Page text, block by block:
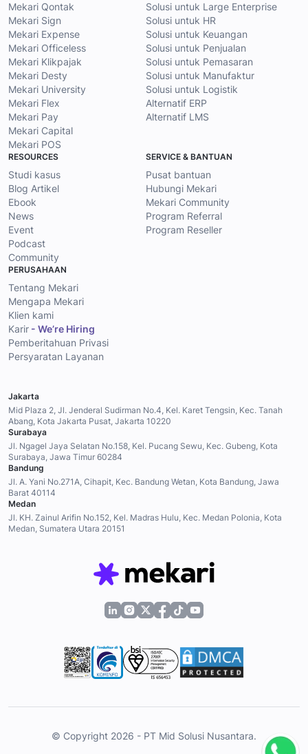
Mekari Qontak
Mekari Sign
Mekari Expense
Mekari Officeless
Mekari Klikpajak
Mekari Desty
Mekari University
Mekari Flex
Mekari Pay
Mekari Capital
Mekari POS
Solusi untuk Large Enterprise
Solusi untuk HR
Solusi untuk Keuangan
Solusi untuk Penjualan
Solusi untuk Pemasaran
Solusi untuk Manufaktur
Solusi untuk Logistik
Alternatif ERP
Alternatif LMS
RESOURCES
Studi kasus
Blog Artikel
Ebook
News
Event
Podcast
Community
SERVICE & BANTUAN
Pusat bantuan
Hubungi Mekari
Mekari Community
Program Referral
Program Reseller
PERUSAHAAN
Tentang Mekari
Mengapa Mekari
Klien kami
Karir - We’re Hiring
Pemberitahuan Privasi
Persyaratan Layanan
Jakarta
Mid Plaza 2, Jl. Jenderal Sudirman No.4, Kel. Karet Tengsin, Kec. Tanah
Abang, Kota Jakarta Pusat, Jakarta 10220
Surabaya
Jl. Ngagel Jaya Selatan No.158, Kel. Pucang Sewu, Kec. Gubeng, Kota
Surabaya, Jawa Timur 60284
Bandung
Jl. A. Yani No.271A, Cihapit, Kec. Bandung Wetan, Kota Bandung, Jawa
Barat 40114
Medan
Jl. KH. Zainul Arifin No.152, Kel. Madras Hulu, Kec. Medan Polonia, Kota
Medan, Sumatera Utara 20151
© Copyright 2026 - PT Mid Solusi Nusantara.